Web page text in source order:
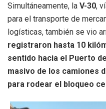
Simultáneamente, la V-30,
para el transporte de
logísticas, también se vio
registraron hasta 10
sentido hacia el Puerto
masivo de los camiones
para rodear el bloqueo